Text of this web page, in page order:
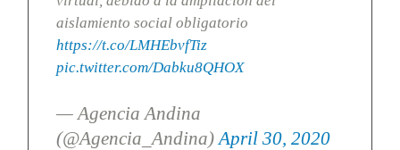
aislamiento social obligatorio
https://t.co/LMHEbvfTiz
pic.twitter.com/Dabku8QHOX
— Agencia Andina
(@Agencia_Andina) April 30, 2020